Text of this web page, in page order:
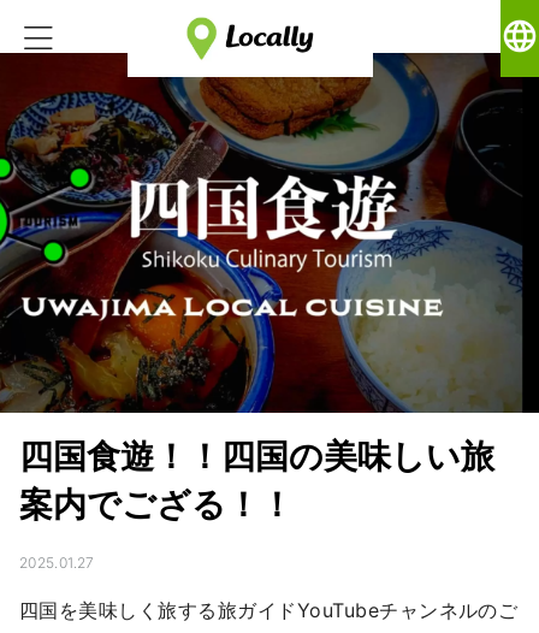
language
四国食遊！！四国の美味しい旅
案内でござる！！
2025.01.27
四国を美味しく旅する旅ガイドYouTubeチャンネルのご